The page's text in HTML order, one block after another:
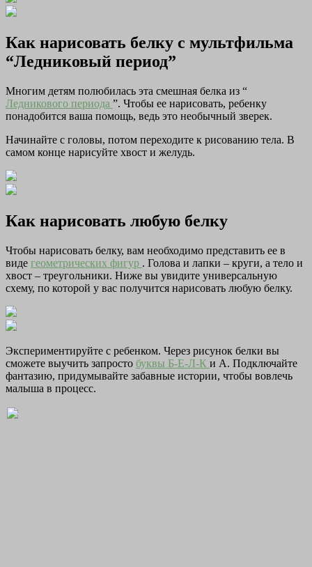
Как нарисовать белку с мультфильма
“Ледниковый период”
Многим детям полюбилась эта смешная белка из “
Ледникового периода ”. Чтобы ее нарисовать, ребенку
понадобится ваша помощь, ведь это необычный зверек.
Начинайте с головы, потом переходите к рисованию тела. В
самом конце нарисуйте хвост и желудь.
Как нарисовать любую белку
Чтобы нарисовать белку, вам необходимо представить ее в
виде геометрических фигур . Голова и лапки – круги, а тело и
хвост – треугольники. Ниже вы увидите универсальную
схему, по которой у вас получится нарисовать любую белку.
Экспериментируйте с ребенком. Через рисунок белки вы
сможете выучить запросто буквы Б-Е-Л-К и А. Подключайте
фантазию, придумывайте забавные истории, чтобы вовлечь
малыша в процесс.